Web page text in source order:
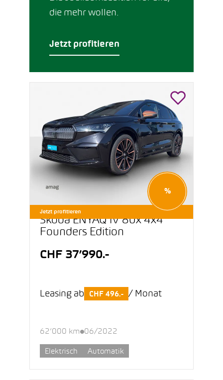
die mehr wollen.
Jetzt profitieren
Jetzt profitieren
%
Škoda ENYAQ iV 80x 4x4
Founders Edition
CHF 37’990.-
Leasing ab CHF 496.- / Monat
62’000 km 06/2022
Elektrisch Automatik